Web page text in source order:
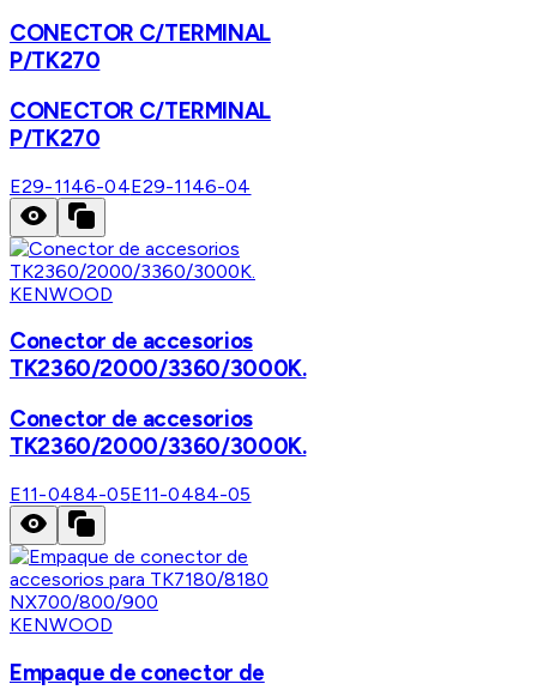
CONECTOR C/TERMINAL
P/TK270
CONECTOR C/TERMINAL
P/TK270
E29-1146-04E29-1146-04
KENWOOD
Conector de accesorios
TK2360/2000/3360/3000K.
Conector de accesorios
TK2360/2000/3360/3000K.
E11-0484-05E11-0484-05
KENWOOD
Empaque de conector de